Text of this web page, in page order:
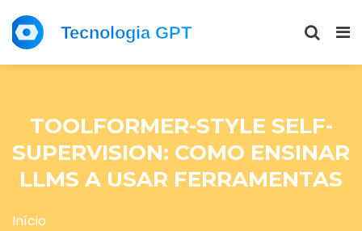
TOOLFORMER-STYLE SELF-
SUPERVISION: COMO ENSINAR
LLMS A USAR FERRAMENTAS
Início